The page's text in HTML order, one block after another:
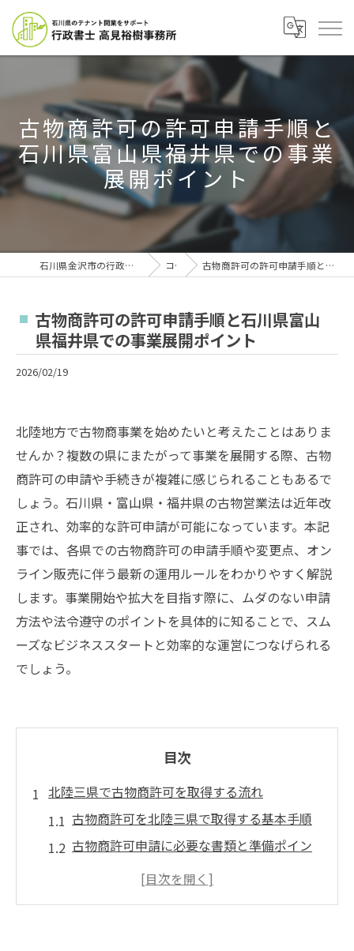
古物商許可の許可申請手順と
石川県富山県福井県での事業
展開ポイント
石川県金沢市の行政書士なら行政書士高見裕樹事務所 コラム 古物商許可の許可申請手順と石川県富山県福井県での事業展開ポイント
古物商許可の許可申請手順と石川県富山
県福井県での事業展開ポイント
2026/02/19
北陸地方で古物商事業を始めたいと考えたことはありま
せんか？複数の県にまたがって事業を展開する際、古物
商許可の申請や手続きが複雑に感じられることもあるで
しょう。石川県・富山県・福井県の古物営業法は近年改
正され、効率的な許可申請が可能になっています。本記
事では、各県での古物商許可の申請手順や変更点、オン
ライン販売に伴う最新の運用ルールをわかりやすく解説
します。事業開始や拡大を目指す際に、ムダのない申請
方法や法令遵守のポイントを具体的に知ることで、スム
ーズなビジネススタートと効率的な運営につなげられる
でしょう。
目次
北陸三県で古物商許可を取得する流れ
古物商許可を北陸三県で取得する基本手順
古物商許可申請に必要な書類と準備ポイン